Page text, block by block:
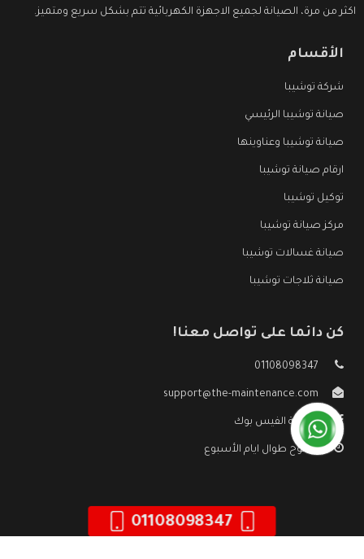
اكثر من مرة، الصيانة لجميع الاجهزة الكهربائية تتم بشكل سريع ومتميز.
الأقسام
شركة توشيبا
صيانة توشيبا الرئيسي
صيانة توشيبا وعناوينها
ارقام صيانة توشيبا
توكيل توشيبا
مركز صيانة توشيبا
صيانة غسالات توشيبا
صيانة ثلاجات توشيبا
كن دائما على تواصل معنا!
01108098347
support@the-maintenance.com
صفحة الفيس بوك
مفتوح طوال ايام الأسبوع
01108098347